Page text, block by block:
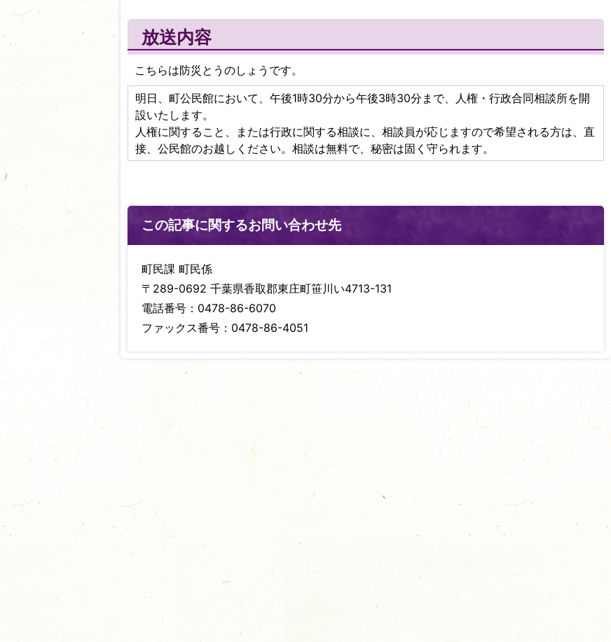
放送内容
こちらは防災とうのしょうです。
明日、町公民館において、午後1時30分から午後3時30分まで、人権・行政合同相談所を開
設いたします。
人権に関すること、または行政に関する相談に、相談員が応じますので希望される方は、直
接、公民館のお越しください。相談は無料で、秘密は固く守られます。
この記事に関するお問い合わせ先
町民課 町民係
〒289-0692 千葉県香取郡東庄町笹川い4713-131
電話番号：0478-86-6070
ファックス番号：0478-86-4051